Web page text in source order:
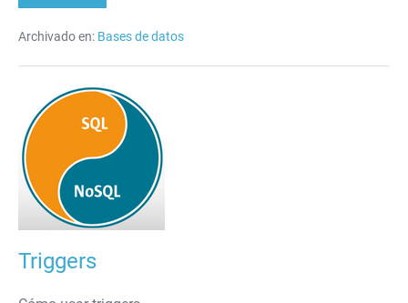
de
y
Archivado en: Bases de datos
Triggers
Triggers